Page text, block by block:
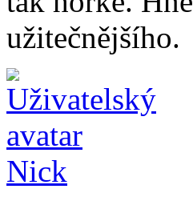
užitečnějšího.
Nick